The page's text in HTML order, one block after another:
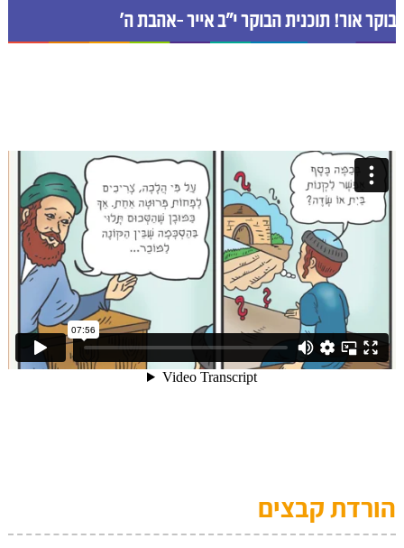
בוקר אור! תוכנית הבוקר י"ב אייר -אהבת ה'
הורדת קבצים